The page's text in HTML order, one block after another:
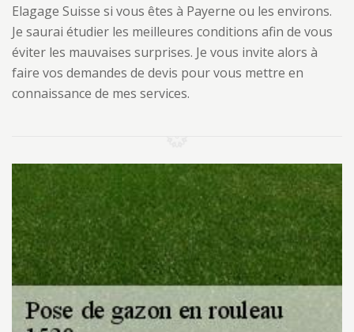
Elagage Suisse si vous êtes à Payerne ou les environs.
Je saurai étudier les meilleures conditions afin de vous
éviter les mauvaises surprises. Je vous invite alors à
faire vos demandes de devis pour vous mettre en
connaissance de mes services.